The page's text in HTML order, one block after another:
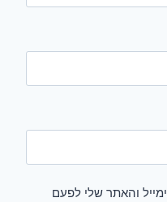
והאתר שלי לפעם